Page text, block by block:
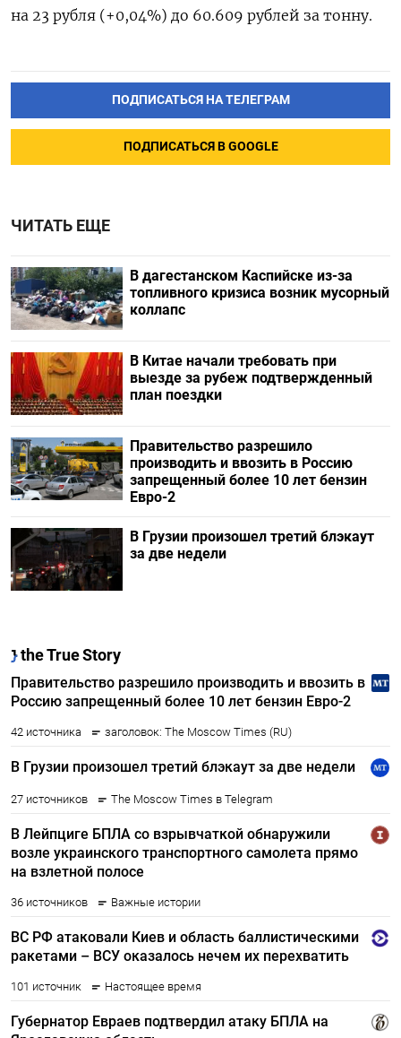
на 23 рубля (+0,04%) до 60.609 рублей за тонну.
ПОДПИСАТЬСЯ НА ТЕЛЕГРАМ
ПОДПИСАТЬСЯ В GOOGLE
ЧИТАТЬ ЕЩЕ
В дагестанском Каспийске из-за
топливного кризиса возник мусорный
коллапс
В Китае начали требовать при
выезде за рубеж подтвержденный
план поездки
Правительство разрешило
производить и ввозить в Россию
запрещенный более 10 лет бензин
Евро-2
В Грузии произошел третий блэкаут
за две недели